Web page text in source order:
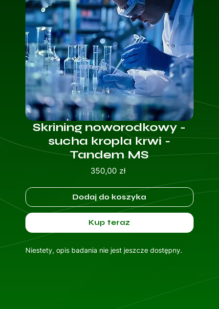
Skrining noworodkowy -
sucha kropla krwi -
Tandem MS
350,00 złCena
Dodaj do koszyka
Kup teraz
Niestety, opis badania nie jest jeszcze dostępny.